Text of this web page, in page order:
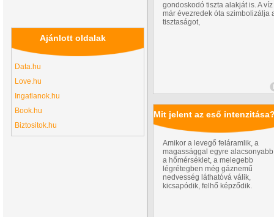
gondoskodó tiszta alakját is. A víz
már évezredek óta szimbolizálja
tisztaságot,
Mit jelent az eső
Amikor a levegő feláramlik, a
magassággal egyre alacsonyabb
a hőmérséklet, a melegebb
légrétegben még gáznemű
nedvesség láthatóvá válik,
kicsapódik, felhő képződik.
Ajánlott oldalak
Data.hu
Love.hu
Ingatlanok.hu
Book.hu
Biztositok.hu